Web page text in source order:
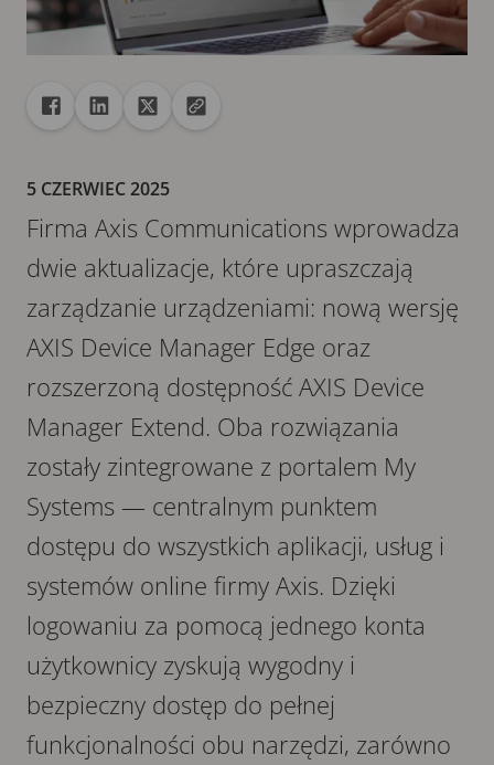
Udostępnij
Udostępnij na Facebook
Udostępnij na Linkedin
Udostępnij na X
Skopiuj adres URL do schowka
5 CZERWIEC 2025
Firma Axis Communications wprowadza
dwie aktualizacje, które upraszczają
zarządzanie urządzeniami: nową wersję
AXIS Device Manager Edge oraz
rozszerzoną dostępność AXIS Device
Manager Extend. Oba rozwiązania
zostały zintegrowane z portalem My
Systems — centralnym punktem
dostępu do wszystkich aplikacji, usług i
systemów online firmy Axis. Dzięki
logowaniu za pomocą jednego konta
użytkownicy zyskują wygodny i
bezpieczny dostęp do pełnej
funkcjonalności obu narzędzi, zarówno